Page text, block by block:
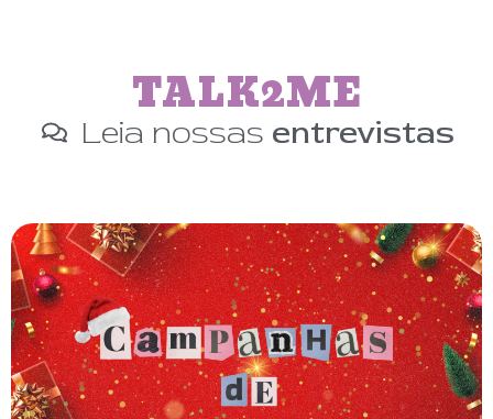
TALK2ME
Leia nossas entrevistas